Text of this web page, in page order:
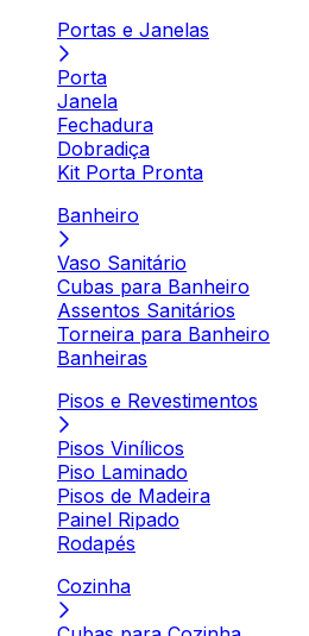
Portas e Janelas
Porta
Janela
Fechadura
Dobradiça
Kit Porta Pronta
Banheiro
Vaso Sanitário
Cubas para Banheiro
Assentos Sanitários
Torneira para Banheiro
Banheiras
Pisos e Revestimentos
Pisos Vinílicos
Piso Laminado
Pisos de Madeira
Painel Ripado
Rodapés
Cozinha